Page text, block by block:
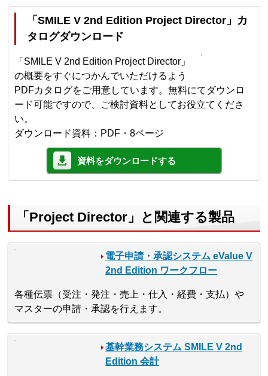
「SMILE V 2nd Edition Project Director」カ
タログダウンロード
「SMILE V 2nd Edition Project Director」
の概要をすぐにつかんでいただけるよう
PDFカタログをご用意しています。無料にてダウンロ
ード可能ですので、ご検討資料としてお役立てくださ
い。
ダウンロード資料：PDF・8ページ
資料をダウンロードする
「Project Director」と関連する製品
電子申請・承認システム eValue V
2nd Edition ワークフロー
各種伝票（受注・発注・売上・仕入・経費・支払）や
マスターの申請・承認を行えます。
基幹業務システム SMILE V 2nd
Edition 会計